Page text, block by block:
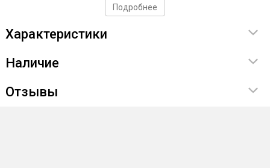
Подробнее
Характеристики
Наличие
Отзывы